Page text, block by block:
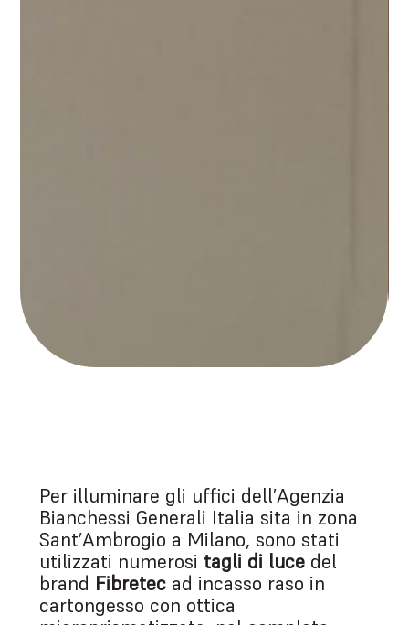
Per illuminare gli uffici dell’Agenzia
Bianchessi Generali Italia sita in zona
Sant’Ambrogio a Milano, sono stati
utilizzati numerosi tagli di lucedel
brand Fibretecad incasso raso in
cartongesso con ottica